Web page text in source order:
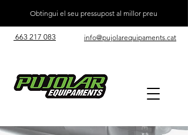
Obtingui el seu pressupost al millor preu
663 217 083 info@pujolarequipaments.cat